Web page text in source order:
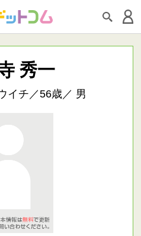
秀一
イチ／56歳／ 男